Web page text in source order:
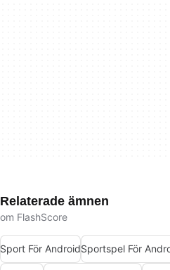
Relaterade ämnen
om FlashScore
Sport För AndroidSportspel För